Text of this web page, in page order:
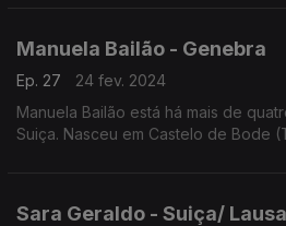
Manuela Bailão - Genebra
Ep. 27
24 fev. 2024
Manuela Bailão está há mais de
Suiça. Nasceu em Castelo de Bode
Sara Geraldo - Suiça/